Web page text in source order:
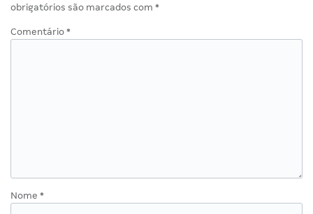
obrigatórios são marcados com *
Comentário *
Nome *